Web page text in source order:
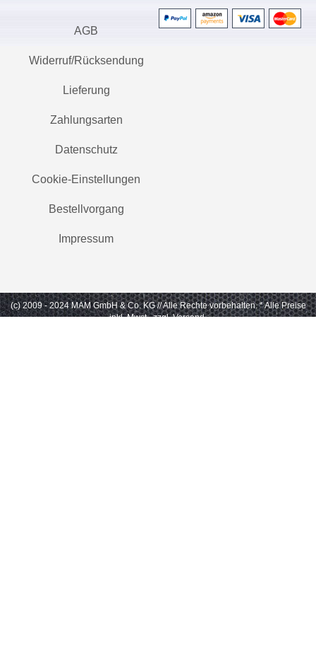
AGB
Widerruf/Rücksendung
Lieferung
Zahlungsarten
Datenschutz
Cookie-Einstellungen
Bestellvorgang
Impressum
(c) 2009 - 2024 MAM GmbH & Co. KG // Alle Rechte vorbehalten. * Alle Preise
inkl. Mwst., zzgl. Versand.